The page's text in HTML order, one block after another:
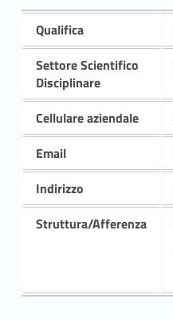
Qualifica
Settore Scientifico
Disciplinare
Cellulare aziendale
Email
Indirizzo
Struttura/Afferenza